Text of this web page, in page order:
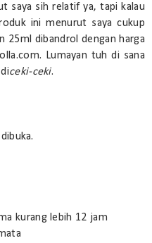
saya sih relatif ya, tapi kalau
ini menurut saya cukup
25ml dibandrol dengan harga
Lumayan tuh di sana
ceki-ceki.
kurang lebih 12 jam